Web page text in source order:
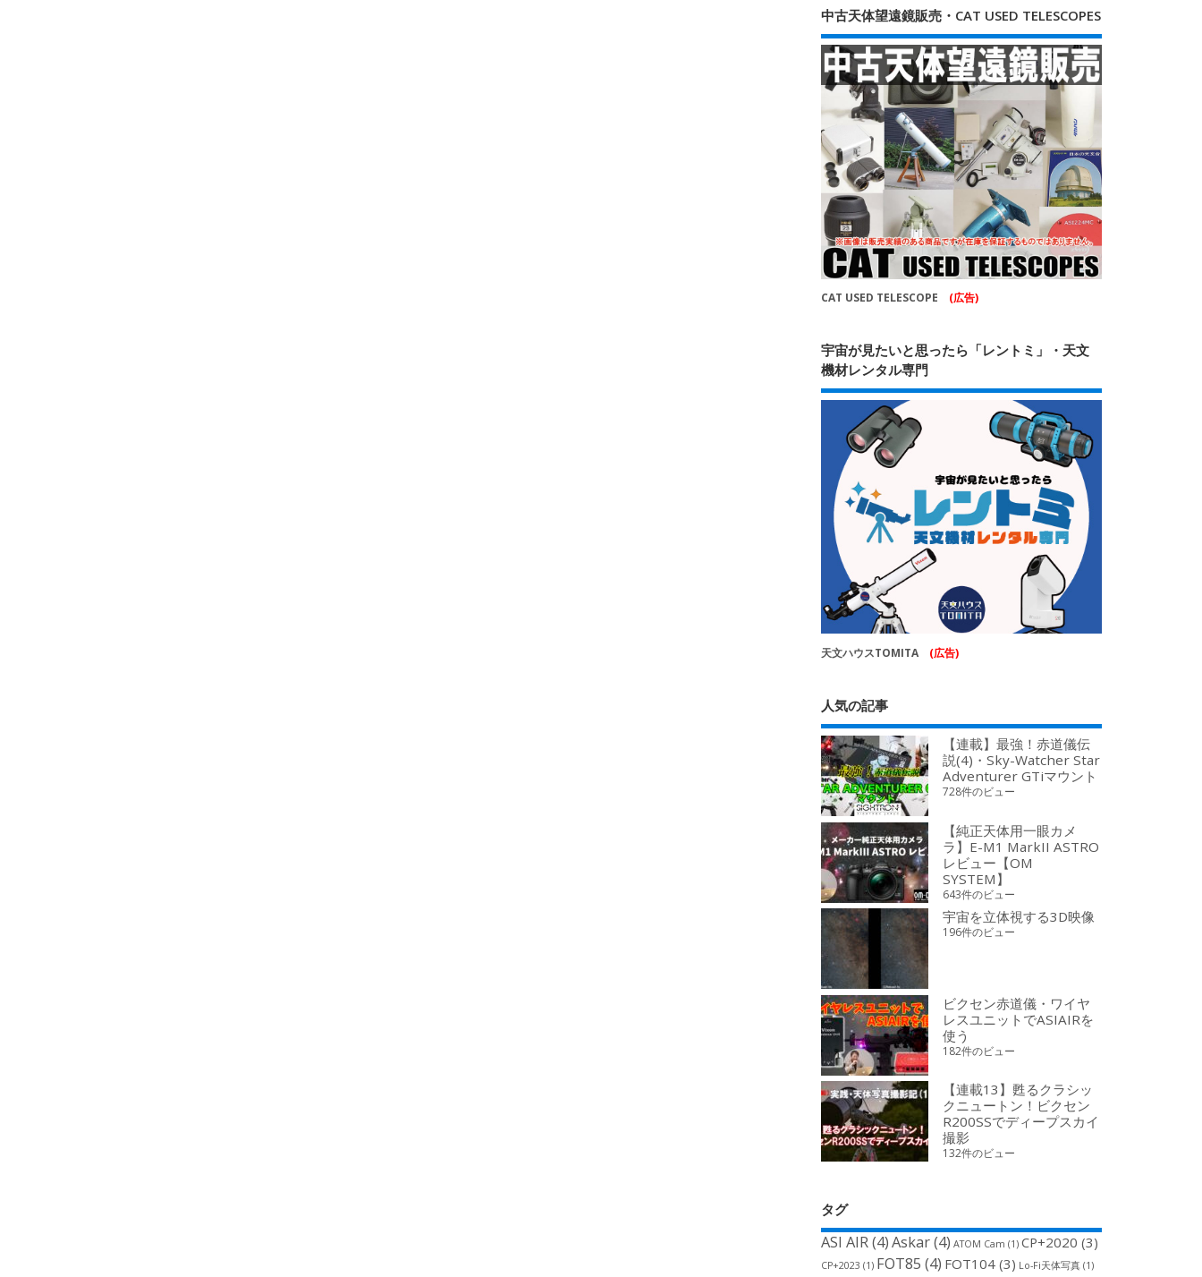
中古天体望遠鏡販売・CAT USED TELESCOPES
CAT USED TELESCOPE (広告)
宇宙が見たいと思ったら「レントミ」・天文
機材レンタル専門
天文ハウスTOMITA (広告)
人気の記事
【連載】最強！赤道儀伝
説(4)・Sky-Watcher Star
Adventurer GTiマウント
728件のビュー
【純正天体用一眼カメ
ラ】E-M1 MarkII ASTRO
レビュー【OM
SYSTEM】
643件のビュー
宇宙を立体視する3D映像
196件のビュー
ビクセン赤道儀・ワイヤ
レスユニットでASIAIRを
使う
182件のビュー
【連載13】甦るクラシッ
クニュートン！ビクセン
R200SSでディープスカイ
撮影
132件のビュー
タグ
ASI AIR(4) Askar(4) ATOM Cam (1) CP+2020 (3)
CP+2023 (1) FOT85 (4) FOT104 (3) Lo-Fi天体写真 (1)